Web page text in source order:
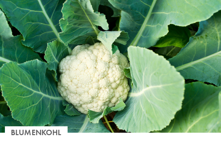
BLUMENKOHL